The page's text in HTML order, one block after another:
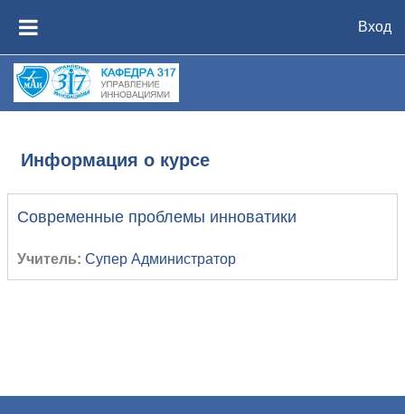
Вход
Информация о курсе
Современные проблемы инноватики
Учитель: Супер Администратор